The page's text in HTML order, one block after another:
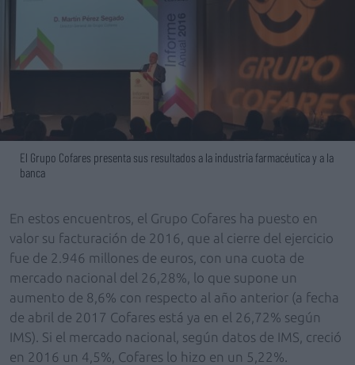
El Grupo Cofares presenta sus resultados a la industria farmacéutica y a la
banca
En estos encuentros, el Grupo Cofares ha puesto en
valor su facturación de 2016, que al cierre del ejercicio
fue de 2.946 millones de euros, con una cuota de
mercado nacional del 26,28%, lo que supone un
aumento de 8,6% con respecto al año anterior (a fecha
de abril de 2017 Cofares está ya en el 26,72% según
IMS). Si el mercado nacional, según datos de IMS, creció
en 2016 un 4,5%, Cofares lo hizo en un 5,22%.